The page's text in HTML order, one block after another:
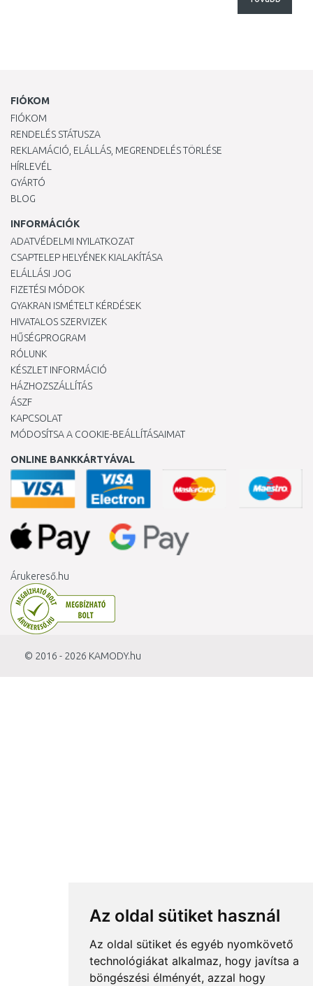
Az oldal sütiket használ
Az oldal sütiket és egyéb nyomkövető
technológiákat alkalmaz, hogy javítsa a
böngészési élményét, azzal hogy
FIÓKOM
FIÓKOM
RENDELÉS STÁTUSZA
REKLAMÁCIÓ, ELÁLLÁS, MEGRENDELÉS TÖRLÉSE
HÍRLEVÉL
GYÁRTÓ
BLOG
INFORMÁCIÓK
ADATVÉDELMI NYILATKOZAT
CSAPTELEP HELYÉNEK KIALAKÍTÁSA
ELÁLLÁSI JOG
FIZETÉSI MÓDOK
GYAKRAN ISMÉTELT KÉRDÉSEK
HIVATALOS SZERVIZEK
HŰSÉGPROGRAM
RÓLUNK
KÉSZLET INFORMÁCIÓ
HÁZHOZSZÁLLÍTÁS
ÁSZF
KAPCSOLAT
MÓDOSÍTSA A COOKIE-BEÁLLÍTÁSAIMAT
ONLINE BANKKÁRTYÁVAL
Árukereső.hu
© 2016 - 2026 KAMODY.hu